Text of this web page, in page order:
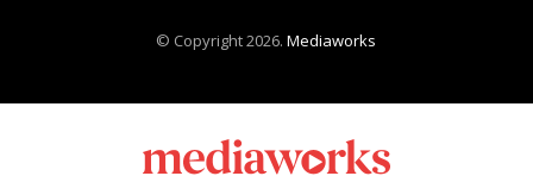
© Copyright 2026.Mediaworks